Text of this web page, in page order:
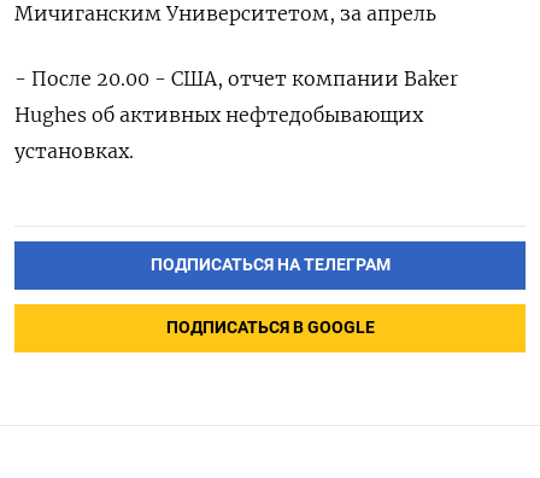
Мичиганским Университетом, за апрель
- После 20.00 - США, отчет компании Baker
Hughes об активных нефтедобывающих
установках.
ПОДПИСАТЬСЯ НА ТЕЛЕГРАМ
ПОДПИСАТЬСЯ В GOOGLE